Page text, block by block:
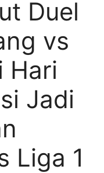
Duel
vs
Hari
Jadi
Liga 1